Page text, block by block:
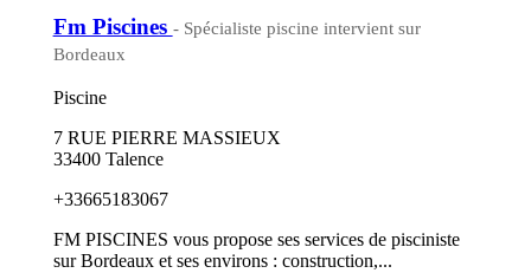
Fm Piscines - Spécialiste piscine intervient sur
Bordeaux
Piscine
7 RUE PIERRE MASSIEUX
33400 Talence
+33665183067
FM PISCINES vous propose ses services de pisciniste
sur Bordeaux et ses environs : construction,...